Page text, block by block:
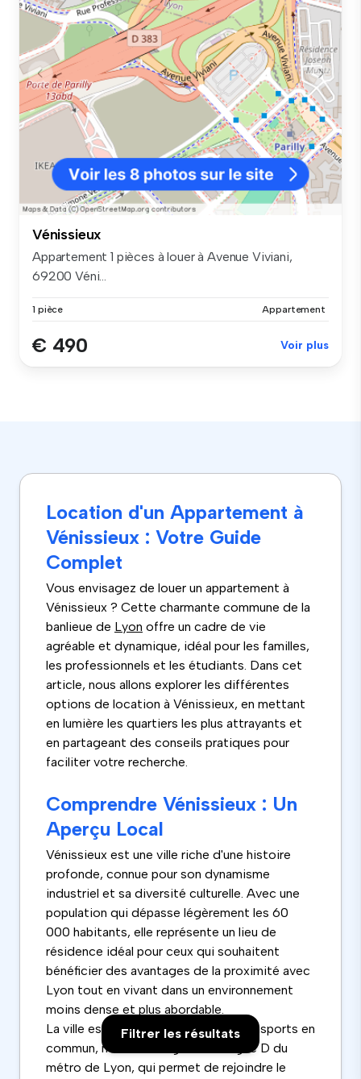
Filtrer les résultats
Vénissieux
Appartement 1 pièces à louer à Avenue Viviani,
69200 Véni...
1 pièce Appartement
€ 490 Voir plus
Location d'un Appartement à
Vénissieux : Votre Guide
Complet
Vous envisagez de louer un appartement à
Vénissieux ? Cette charmante commune de la
banlieue de Lyon offre un cadre de vie
agréable et dynamique, idéal pour les familles,
les professionnels et les étudiants. Dans cet
article, nous allons explorer les différentes
options de location à Vénissieux, en mettant
en lumière les quartiers les plus attrayants et
en partageant des conseils pratiques pour
faciliter votre recherche.
Comprendre Vénissieux : Un
Aperçu Local
Vénissieux est une ville riche d'une histoire
profonde, connue pour son dynamisme
industriel et sa diversité culturelle. Avec une
population qui dépasse légèrement les 60
000 habitants, elle représente un lieu de
résidence idéal pour ceux qui souhaitent
bénéficier des avantages de la proximité avec
Lyon tout en vivant dans un environnement
moins dense et plus abordable.
La ville est bien desservie par les transports en
commun, notamment grâce à la ligne D du
métro de Lyon, qui permet de rejoindre le